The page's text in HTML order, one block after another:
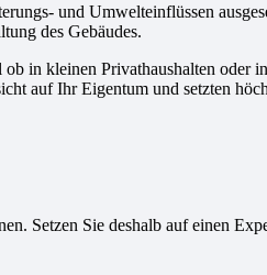
und Umwelteinflüssen
des Gebäudes.
in kleinen Privathaushalten
auf Ihr Eigentum und setzten
Setzen Sie deshalb auf einen